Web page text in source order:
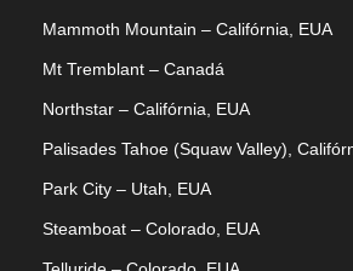
Mammoth Mountain – Califórnia, EUA
Mt Tremblant – Canadá
Northstar – Califórnia, EUA
Palisades Tahoe (Squaw Valley),
Park City – Utah, EUA
Steamboat – Colorado, EUA